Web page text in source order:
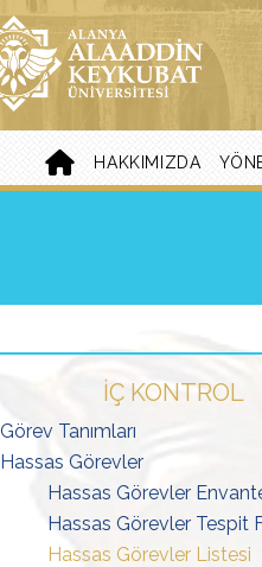
HAKKIMIZDA
İÇ KONTROL
Görev Tanımları
Hassas Görevler
Hassas Görevler
Hassas Görevler Tespit
Hassas Görevler Listesi